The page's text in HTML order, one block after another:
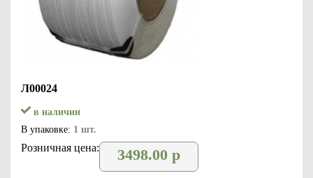
Л00024
в наличии
В упаковке: 1 шт.
Розничная цена: 3498.00 р